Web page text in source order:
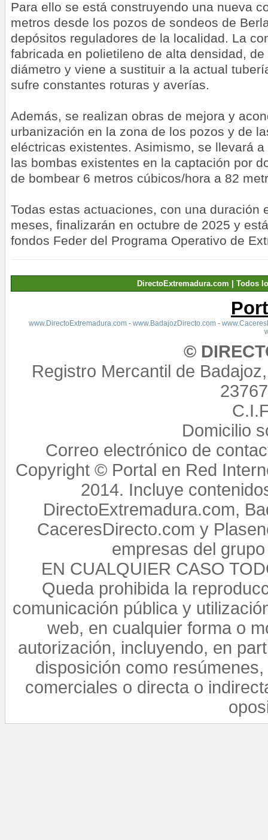
Para ello se está construyendo una nueva
metros desde los pozos de sondeos de
depósitos reguladores de la localidad. La
fabricada en polietileno de alta densidad,
diámetro y viene a sustituir a la actual
sufre constantes roturas y averías.
Además, se realizan obras de mejora y
urbanización en la zona de los pozos y de
eléctricas existentes. Asimismo, se llevará
las bombas existentes en la captación por
de bombear 6 metros cúbicos/hora a 82
Todas estas actuaciones, con una duración
meses, finalizarán en octubre de 2025 y
fondos Feder del Programa Operativo de
DirectoExtremadura.com | Todos
www.DirectoExtremadura.com- www.BadajozDirecto.com-
©
Registro Mercantil de
Domicilio
Correo electrónico de
Copyright © Portal en Red
2014. Incluye
DirectoExtremadura.com,
CaceresDirecto.com y
empresas del
EN CUALQUIER CASO
Queda prohibida la
comunicación pública y
web, en cualquier forma o
autorización, incluyendo, en
disposición como
comerciales o directa o